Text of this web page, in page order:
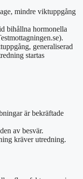
mindre viktuppgång
bihållna hormonella
generaliserad
startas
är bekräftade
av besvär.
kräver utredning.